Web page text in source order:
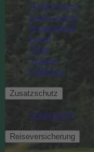
Wohnwagen
Lieferwagen
Wohnmobil
Quad
Trike
Traktor
Oldtimer
Zusatzschutz
Schutzbrief
Reiseversicherung